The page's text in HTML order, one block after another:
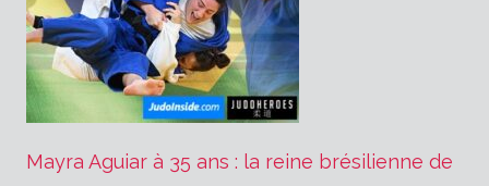
Mayra Aguiar à 35 ans : la reine brésilienne de